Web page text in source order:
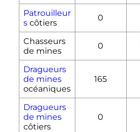
Patrouilleur
scôtiers
0
Chasseurs
de mines
0
Dragueurs
de mines
océaniques
165
Dragueurs
de mines
côtiers
0